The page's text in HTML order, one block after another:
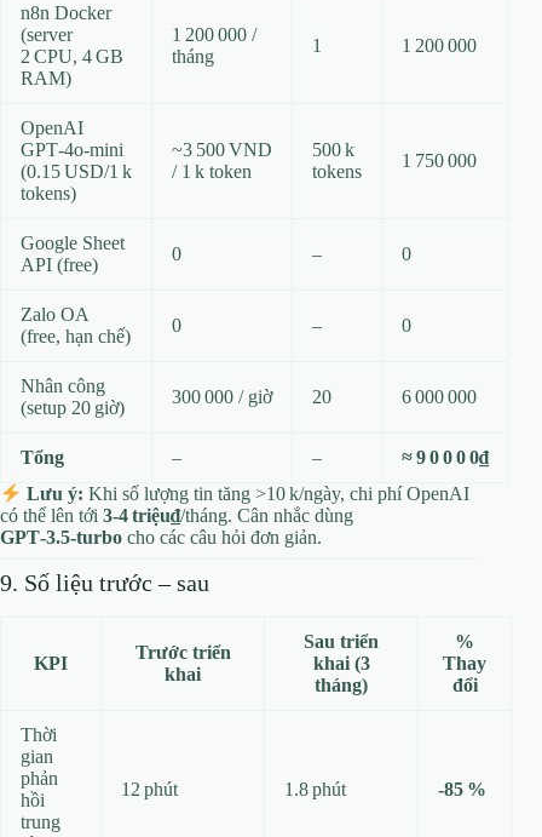
n8n Docker
(server
2 CPU, 4 GB
RAM)
1 200 000 /
tháng
1 1 200 000
OpenAI
GPT‑4o‑mini
(0.15 USD/1 k
tokens)
~3 500 VND
/ 1 k token
500 k
tokens
1 750 000
Google Sheet
API (free)
0 – 0
Zalo OA
(free, hạn chế)
0 – 0
Nhân công
(setup 20 giờ)
300 000 / giờ 20 6 000 000
Tổng – –
≈ 9 0 0 0 0₫
Lưu ý: Khi số lượng tin tăng >10 k/ngày, chi phí OpenAI
có thể lên tới 3‑4 triệu₫/tháng. Cân nhắc dùng
GPT‑3.5‑turbo cho các câu hỏi đơn giản.
9. Số liệu trước – sau
KPI
Trước triển
khai
Sau triển
khai (3
tháng)
%
Thay
đổi
Thời
gian
phản
hồi
trung
12 phút 1.8 phút ‑85 %